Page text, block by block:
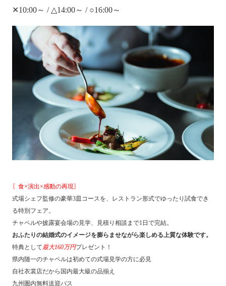
✕10:00～ / △14:00～ / ○16:00～
〖食×演出×感動の再現〗
式場シェフ監修の豪華3皿コースを、レストラン形式でゆったり試食でき
る特別フェア。
チャペルや披露宴会場の見学、見積り相談まで1日で完結。
おふたりの結婚式のイメージを膨らませながら楽しめる上質な体験です。
特典として最大160万円プレゼント！
県内随一のチャペルは初めての式場見学の方に必見
自社衣裳店だから国内最大級の品揃え
九州圏内無料送迎バス